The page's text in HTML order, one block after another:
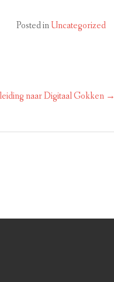
Posted inUncategorized
naar Digitaal Gokken →